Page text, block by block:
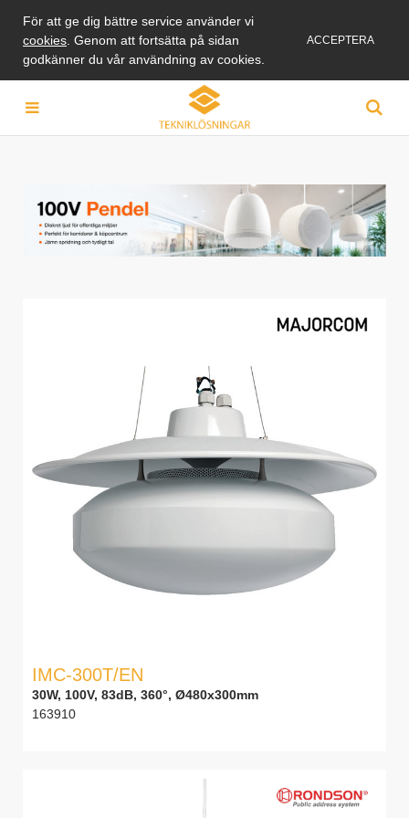
För att ge dig bättre service använder vi
cookies . Genom att fortsätta på sidan
godkänner du vår användning av cookies.
ACCEPTERA
IMC-300T/EN
30W, 100V, 83dB, 360°, Ø480x300mm
163910